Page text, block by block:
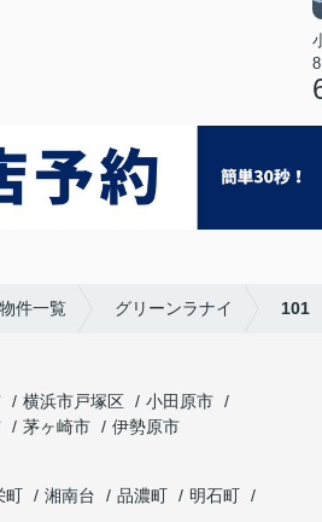
件一覧 グリーンラナイ 101
横浜市戸塚区
小田原市
茅ヶ崎市
伊勢原市
町 湘南台 品濃町
明石町